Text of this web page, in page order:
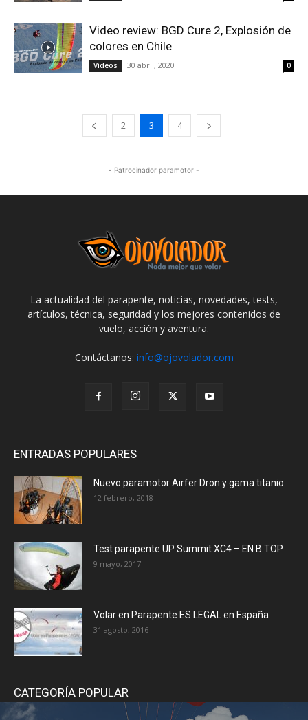
Video review: BGD Cure 2, Explosión de
colores en Chile
Vídeos 30 abril, 2020 0
2 3 4
- Patrocinador paramotor -
La actualidad del parapente, noticias, novedades, tests,
artículos, técnica, seguridad y los mejores contenidos de
vuelo, acción y aventura.
Contáctanos: info@ojovolador.com
ENTRADAS POPULARES
Nuevo paramotor Airfer Dron y gama titanio
12 febrero, 2018
Test parapente UP Summit XC4 – EN B TOP
9 mayo, 2017
Volar en Parapente ES LEGAL en España
31 agosto, 2016
CATEGORÍA POPULAR